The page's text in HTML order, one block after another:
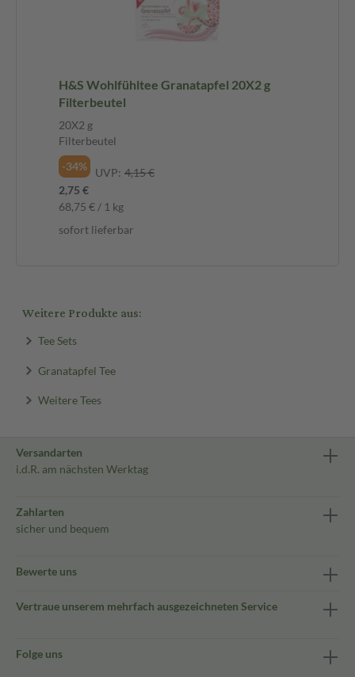
H&S Wohlfühltee Granatapfel 20X2 g
Filterbeutel
20X2 g
Filterbeutel
-34%
UVP: 4,15 €
2,75 €
68,75 € / 1 kg
sofort lieferbar
Weitere Produkte aus:
Tee Sets
Granatapfel Tee
Weitere Tees
Versandarten
i.d.R. am nächsten Werktag
Zahlarten
sicher und bequem
Bewerte uns
Vertraue unserem mehrfach ausgezeichneten Service
Folge uns